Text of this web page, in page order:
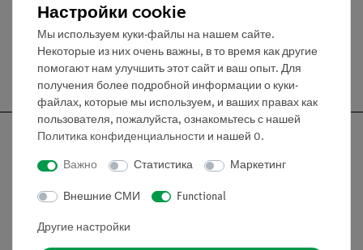
Бесплатная доставка от 300,- €
Информация
Настройки cookie
Мы используем куки-файлы на нашем сайте.
Некоторые из них очень важны, в то время как другие
помогают нам улучшить этот сайт и ваш опыт. Для
получения более подробной информации о куки-
файлах, которые мы используем, и ваших правах как
пользователя, пожалуйста, ознакомьтесь с нашей
Политика конфиденциальности и нашей 0.
Важно Статистика Маркетинг
Внешние СМИ Functional
Другие настройки